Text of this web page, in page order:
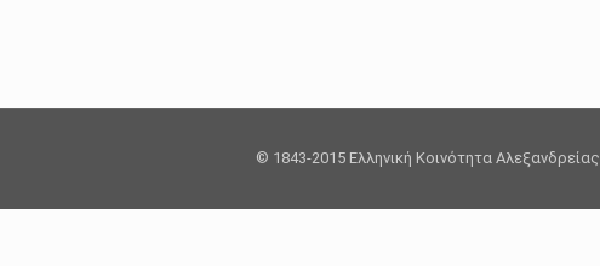
© 1843-2015 Ελληνική Κοινότητα Αλεξανδρείας